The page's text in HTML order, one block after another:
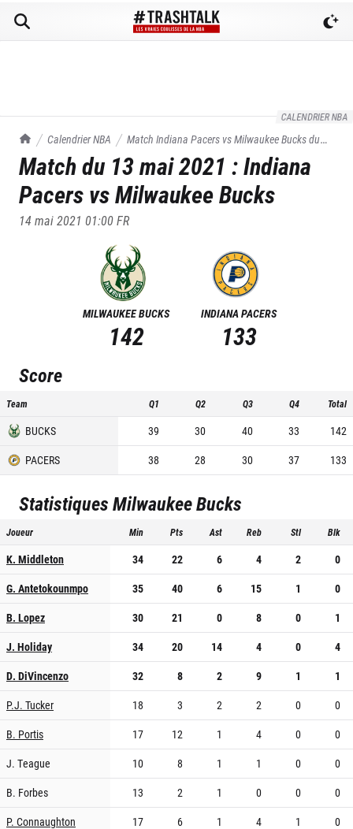
CALENDRIER NBA
TrashTalk Actu NBA
Calendrier NBA Match Indiana Pacers vsMilwaukee Bucksdu
13/05/2021
Match du 13 mai 2021 :Indiana
Pacers vsMilwaukee Bucks
14 mai 2021 01:00FR
MILWAUKEE BUCKS
142
INDIANA PACERS
133
Score
Team Q1 Q2 Q3 Q4 Total
BUCKS 39 30 40 33
142
PACERS
38 28 30 37 133
StatistiquesMilwaukee Bucks
Joueur Min Pts Ast Reb Stl Blk
K. Middleton 34 22 6 4 2
0
G. Antetokounmpo
35 40 6 15 1
0
B. Lopez
30 21 0 8 0
1
J. Holiday
34 20 14 4 0
4
D. DiVincenzo
32 8 2 9 1
1
P.J. Tucker
18 3 2 2 0
0
B. Portis
17 12 1 4 0
0
J. Teague
10 8 1 1 0
0
B. Forbes
13 2 1 0 0
0
P. Connaughton
17 6 1 4 1
0